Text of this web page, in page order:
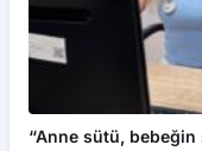
“Anne sütü, bebeğin